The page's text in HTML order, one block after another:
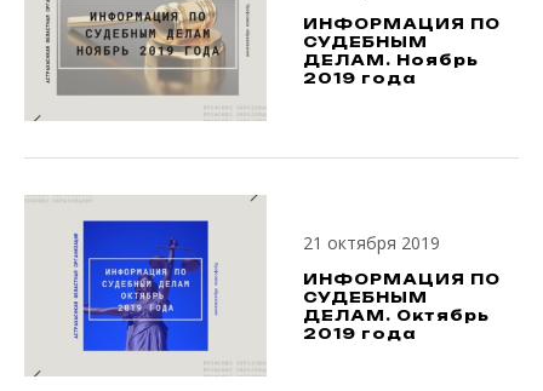
ИНФОРМАЦИЯ ПО
СУДЕБНЫМ
ДЕЛАМ. Ноябрь
2019 года
21 октября 2019
ИНФОРМАЦИЯ ПО
СУДЕБНЫМ
ДЕЛАМ. Октябрь
2019 года